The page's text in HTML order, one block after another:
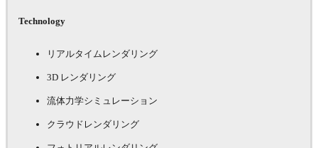
Technology
リアルタイムレンダリング
3D レンダリング
流体力学シミュレーション
クラウドレンダリング